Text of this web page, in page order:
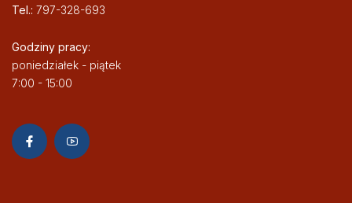
Tel.: 797-328-693
Godziny pracy:
poniedziałek - piątek
7:00 - 15:00